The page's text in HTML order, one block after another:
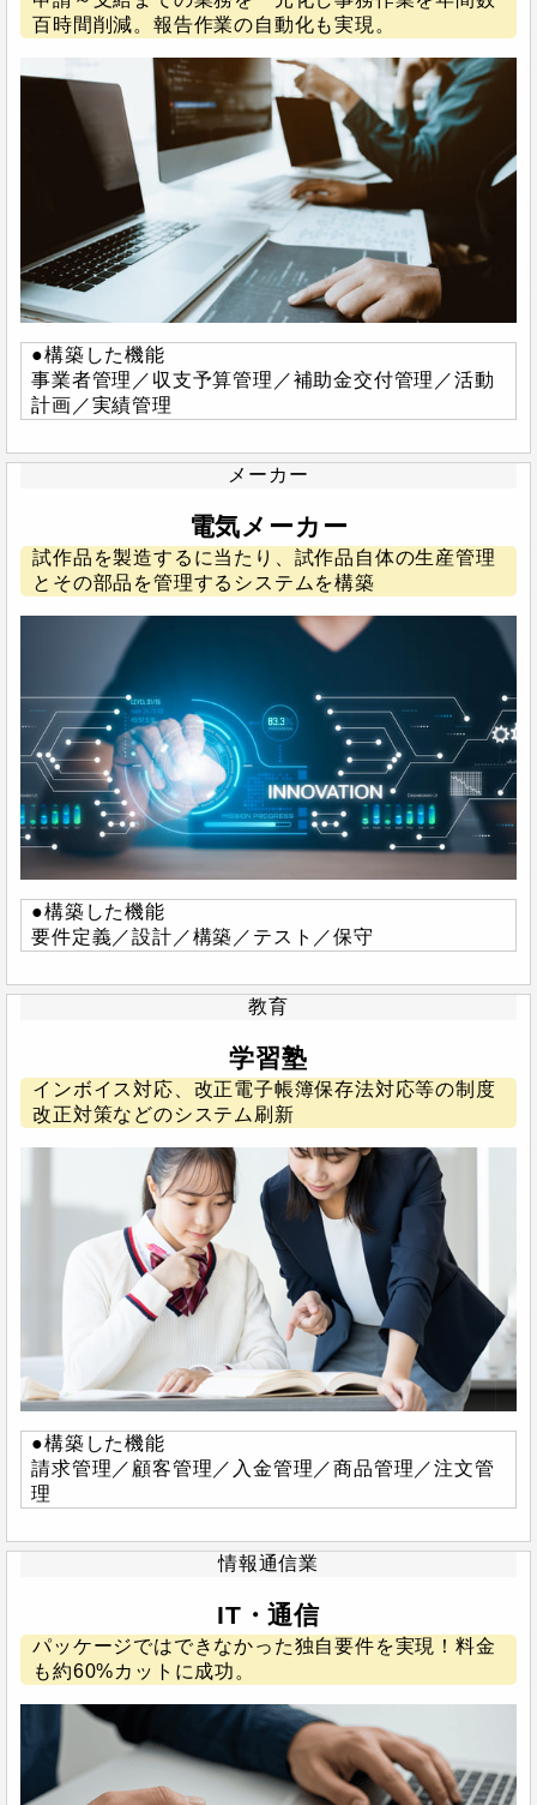
百時間削減。報告作業の自動化も実現。
●構築した機能
事業者管理／収支予算管理／補助金交付管理／活動
計画／実績管理
メーカー
電気メーカー
試作品を製造するに当たり、試作品自体の生産管理
とその部品を管理するシステムを構築
●構築した機能
要件定義／設計／構築／テスト／保守
教育
学習塾
インボイス対応、改正電子帳簿保存法対応等の制度
改正対策などのシステム刷新
●構築した機能
請求管理／顧客管理／入金管理／商品管理／注文管
理
情報通信業
IT・通信
パッケージではできなかった独自要件を実現！料金
も約60%カットに成功。